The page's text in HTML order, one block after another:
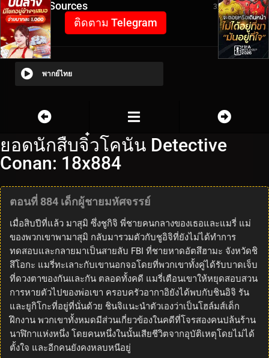
Video Sources 3273 Views
ติดตาม Telegram
พากย์ไทย
ยอดนักสืบจิ๋วโคนัน Detective
Conan: 18x884
ตอนที่ 884 เด็กผู้ชายมหัศจรรย์
เมื่อสิบปีที่แล้ว มาสุมิ ซึ่งชูกิจิ พี่ชายคนกลางของเธอและแมรี่ แม่
ของพวกเขาพามาสุมิ กลับมารวมตัวกับชูอิจิที่ยังไม่ได้ทำการ
ทดสอบและกลายมาเป็นสายลับ FBI ที่ชายหาดอัตสึฮามะ จังหวัดชิ
สึโอกะ แมรี่ทะเลาะกับเขานอกจอโดยที่พวกเขาทั้งคู่ได้รับบาดเจ็บ
ที่ดวงตาของกันและกัน ตลอดทั้งคดี แมรี่เตือนเขาให้หยุดสอบสวน
การหายตัวไปของพ่อเขา ครอบครัวอากาอิยังได้พบกับชินอิจิ รัน
และยูกิโกะที่อยู่ที่นั่นด้วย ชินจิแนะนำตัวเองว่าเป็นโฮล์มส์เด็ก
ฝึกงาน พวกเขาทั้งหมดมีส่วนเกี่ยวข้องในคดีที่โจรสองคนปล้นร้าน
นาฬิกาแห่งหนึ่ง โดยคนหนึ่งในนั้นเสียชีวิตจากอุบัติเหตุโดยไม่ได้
ตั้งใจ และอีกคนยังคงหลบหนีอยู่